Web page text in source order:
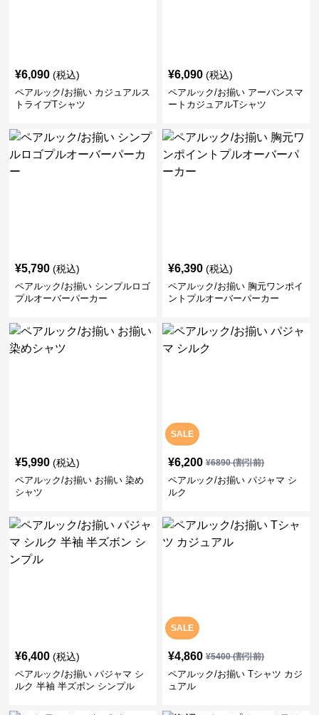
¥6,090 (税込)
ペアルック/お揃い カジュアルス
トライプTシャツ
¥6,090 (税込)
ペアルック/お揃い アーバンスマ
ートカジュアルTシャツ
¥5,790 (税込)
ペアルック/お揃い シンプルロゴ
プルオーバーパーカー
¥6,390 (税込)
ペアルック/お揃い 胸元ワンポイ
ントプルオーバーパーカー
¥5,990 (税込)
ペアルック/お揃い お揃い 染め
シャツ
SALE
¥6,200 ¥6890(割引前)
ペアルック/お揃い パジャマ シ
ルク
¥6,400 (税込)
ペアルック/お揃い パジャマ シ
ルク 半袖 半ズボン シンプル
SALE
¥4,860 ¥5400(割引前)
ペアルック/お揃い Tシャツ カジ
ュアル